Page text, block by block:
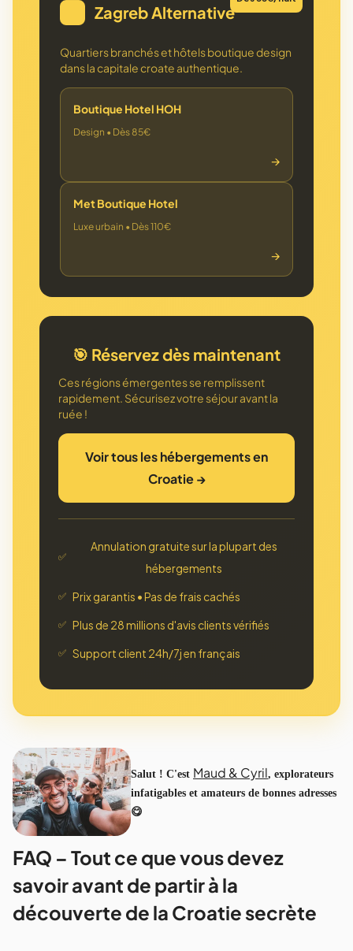
Zagreb Alternative
Quartiers branchés et hôtels boutique design
dans la capitale croate authentique.
Boutique Hotel HOH
Design • Dès 85€
→
Met Boutique Hotel
Luxe urbain • Dès 110€
→
🎯 Réservez dès maintenant
Ces régions émergentes se remplissent
rapidement. Sécurisez votre séjour avant la
ruée !
Voir tous les hébergements en
Croatie →
✅
Annulation gratuite sur la plupart des
hébergements
✅ Prix garantis • Pas de frais cachés
✅ Plus de 28 millions d'avis clients vérifiés
✅ Support client 24h/7j en français
Salut ! C'est Maud & Cyril, explorateurs
infatigables et amateurs de bonnes adresses
😋
FAQ – Tout ce que vous devez
savoir avant de partir à la
découverte de la Croatie secrète